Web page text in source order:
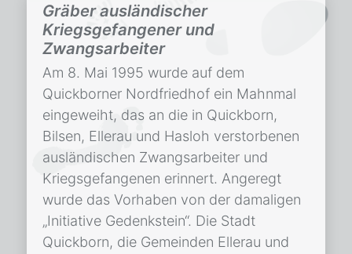
Gräber ausländischer
Kriegsgefangener und
Zwangsarbeiter
Am 8. Mai 1995 wurde auf dem
Quickborner Nordfriedhof ein Mahnmal
eingeweiht, das an die in Quickborn,
Bilsen, Ellerau und Hasloh verstorbenen
ausländischen Zwangsarbeiter und
Kriegsgefangenen erinnert. Angeregt
wurde das Vorhaben von der damaligen
„Initiative Gedenkstein“. Die Stadt
Quickborn, die Gemeinden Ellerau und